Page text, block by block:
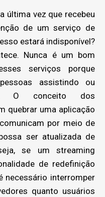
última vez que recebeu
de um serviço de
estará indisponível?
Nunca é um bom
serviços porque
assistindo ou
O conceito dos
quebrar uma aplicação
por meio de
ser atualizada de
se um streaming
de redefinição
necessário interromper
quanto usuários